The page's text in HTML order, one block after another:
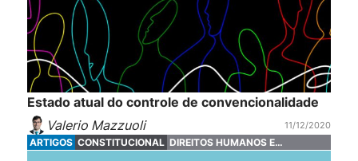
Estado atual do controle de convencionalidade
Valerio Mazzuoli
11/12/2020
ARTIGOS CONSTITUCIONAL DIREITOS HUMANOS E
FUNDAMENTAIS